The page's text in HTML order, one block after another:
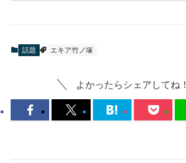
話題 エキア竹ノ塚
よかったらシェアしてね！